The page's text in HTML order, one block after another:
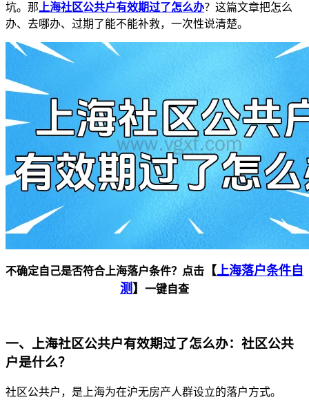
坑。那 上海社区公共户有效期过了怎么办？这篇文章把怎么
办、去哪办、过期了能不能补救，一次性说清楚。
不确定自己是否符合上海落户条件？点击 【 上海落户条件自
测 】 一键自查
一、上海社区公共户有效期过了怎么办：社区公共
户是什么？
社区公共户，是上海为在沪无房产人群设立的落户方式。